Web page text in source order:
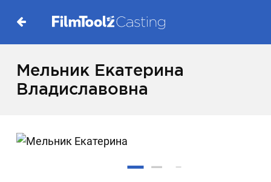
Мельник Екатерина
Владиславовна